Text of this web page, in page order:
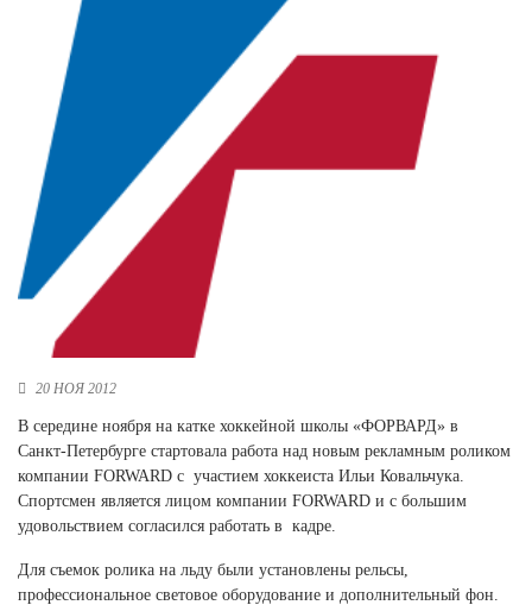
Новосибирская область (3)
Омская область (5)
Республика Башкортостан (3)
Республика Крым (1)
Республика Татарстан (2)
Ростовская область (2)
Самарская область (1)
Санкт-Петербург и ЛО (3)
Саратовская область (1)
Свердловская область (5)
Северная Осетия (2)
Смоленская область (1)
Томская область (1)
Тульская область (1)
Тюменская область (3)
Хакасия (1)
Ханты-Мансийский автономный округ (3)
Челябинская область (2)
20 НОЯ 2012
В середине ноября на катке хоккейной школы «ФОРВАРД» в
Санкт-Петербурге стартовала работа над новым рекламным роликом
компании FORWARD с участием хоккеиста Ильи Ковальчука.
Спортсмен является лицом компании FORWARD и с большим
удовольствием согласился работать в кадре.
Для съемок ролика на льду были установлены рельсы,
профессиональное световое оборудование и дополнительный фон.